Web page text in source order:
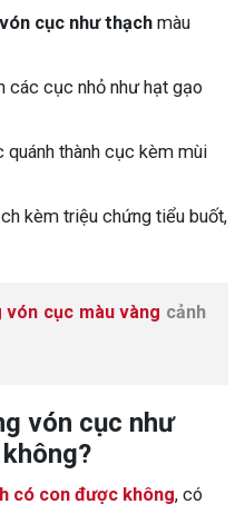
cục như thạch màu
các cục nhỏ như hạt gạo
thành cục kèm mùi
kèm triệu chứng tiểu buốt,
cục màu vàng cảnh
vón cục như
có con được không, có